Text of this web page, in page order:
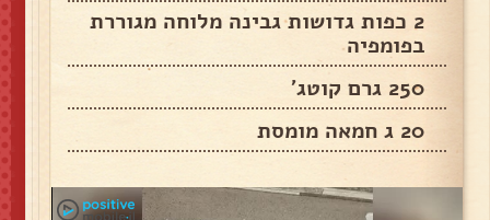
2 כפות גדושות גבינה מלוחה מגוררת
בפומפיה
250 גרם קוטג'
20 ג חמאה מומסת